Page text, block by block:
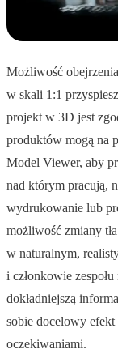
Możliwość
w skali 1:1
projekt w 3D jest
produktów mogą na
Model Viewer, aby
nad którym pracują,
wydrukowanie lub
możliwość zmiany
w naturalnym,
i członkowie
dokładniejszą
sobie docelowy
oczekiwaniami.